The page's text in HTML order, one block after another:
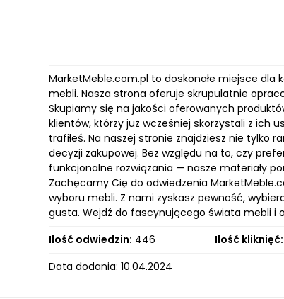
MarketMeble.com.pl to doskonałe miejsce
mebli. Nasza strona oferuje skrupulatnie
Skupiamy się na jakości oferowanych
klientów, którzy już wcześniej skorzystali z ich
trafiłeś. Na naszej stronie znajdziesz nie tylko
decyzji zakupowej. Bez względu na to, czy
funkcjonalne rozwiązania — nasze materiały
Zachęcamy Cię do odwiedzenia
wyboru mebli. Z nami zyskasz pewność,
gusta. Wejdź do fascynującego świata mebli i
Ilość odwiedzin: 446 Ilość kliknięć:
Data dodania: 10.04.2024